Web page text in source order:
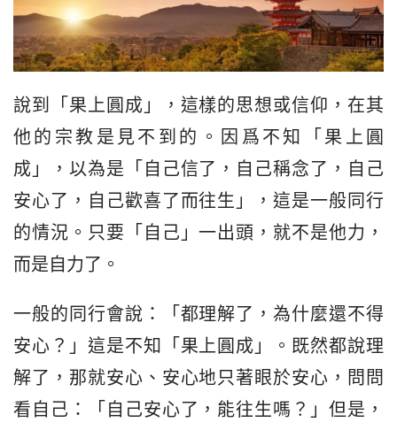
說到「果上圓成」，這樣的思想或信仰，在其
他的宗教是見不到的。因爲不知「果上圓
成」，以為是「自己信了，自己稱念了，自己
安心了，自己歡喜了而往生」，這是一般同行
的情況。只要「自己」一出頭，就不是他力，
而是自力了。
一般的同行會說：「都理解了，為什麼還不得
安心？」這是不知「果上圓成」。既然都說理
解了，那就安心、安心地只著眼於安心，問問
看自己：「自己安心了，能往生嗎？」但是，